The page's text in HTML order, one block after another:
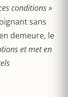
conditions »
sans
demeure, le
et met en